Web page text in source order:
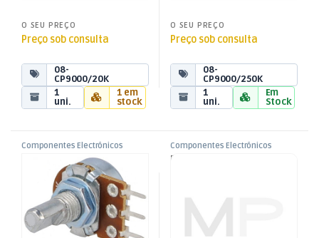
O SEU PREÇO
Preço sob consulta
08-
CP9000/20K
1
uni.
1 em
stock
O SEU PREÇO
Preço sob consulta
08-
CP9000/250K
1
uni.
Em
Stock
Componentes Electrónicos
Potênciometros
Potenciómetro Linear
10Kohm 125mW
Componentes Electrónicos
Potênciometros
Potenciómetro Linear